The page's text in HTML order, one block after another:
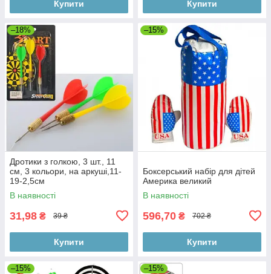
Купити Купити
–18%
Дротики з голкою, 3 шт., 11
см, 3 кольори, на аркуші,11-
19-2,5см
В наявності
31,98 ₴ 39 ₴
Купити
–15%
Боксерський набір для дітей
Америка великий
В наявності
596,70 ₴ 702 ₴
Купити
–15% –15%